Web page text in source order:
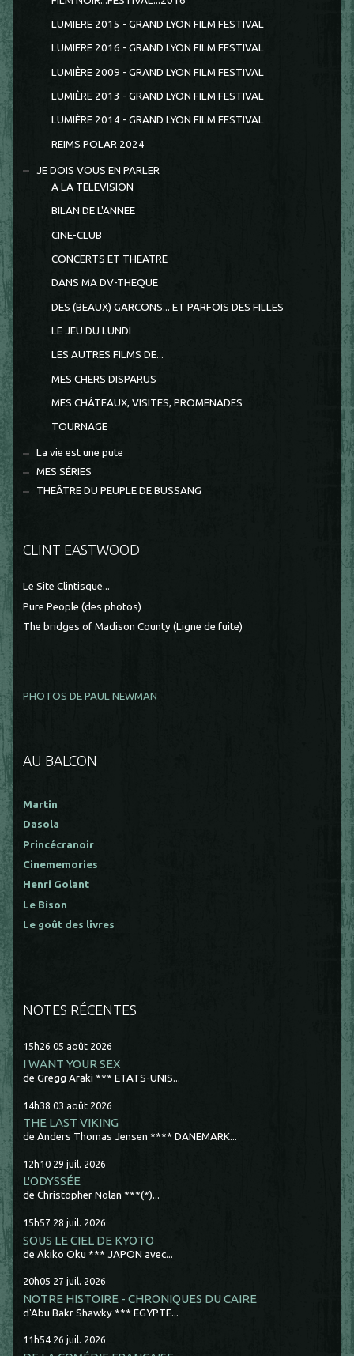
LUMIERE 2015 - GRAND LYON FILM FESTIVAL
LUMIERE 2016 - GRAND LYON FILM FESTIVAL
LUMIÈRE 2009 - GRAND LYON FILM FESTIVAL
LUMIÈRE 2013 - GRAND LYON FILM FESTIVAL
LUMIÈRE 2014 - GRAND LYON FILM FESTIVAL
REIMS POLAR 2024
JE DOIS VOUS EN PARLER
A LA TELEVISION
BILAN DE L'ANNEE
CINE-CLUB
CONCERTS ET THEATRE
DANS MA DV-THEQUE
DES (BEAUX) GARCONS... ET PARFOIS DES FILLES
LE JEU DU LUNDI
LES AUTRES FILMS DE...
MES CHERS DISPARUS
MES CHÂTEAUX, VISITES, PROMENADES
TOURNAGE
La vie est une pute
MES SÉRIES
THEÂTRE DU PEUPLE DE BUSSANG
CLINT EASTWOOD
Le Site Clintisque...
Pure People (des photos)
The bridges of Madison County (Ligne de fuite)
PHOTOS DE PAUL NEWMAN
AU BALCON
Martin
Dasola
Princécranoir
Cinememories
Henri Golant
Le Bison
Le goût des livres
NOTES RÉCENTES
15h26 05 août 2026
I WANT YOUR SEX
de Gregg Araki *** ETATS-UNIS...
14h38 03 août 2026
THE LAST VIKING
de Anders Thomas Jensen **** DANEMARK...
12h10 29 juil. 2026
L'ODYSSÉE
de Christopher Nolan ***(*)...
15h57 28 juil. 2026
SOUS LE CIEL DE KYOTO
de Akiko Oku *** JAPON avec...
20h05 27 juil. 2026
NOTRE HISTOIRE - CHRONIQUES DU CAIRE
d'Abu Bakr Shawky *** EGYPTE...
11h54 26 juil. 2026